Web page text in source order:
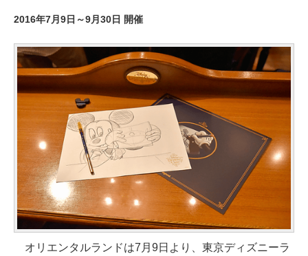
2016年7月9日～9月30日 開催
オリエンタルランドは7月9日より、東京ディズニーラ